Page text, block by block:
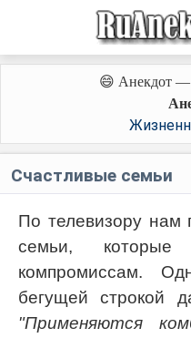
😄 Анекдот —
Счастливые семьи
По телевизору нам
семьи,
компромиссам.
бегущей строкой
"Применяются